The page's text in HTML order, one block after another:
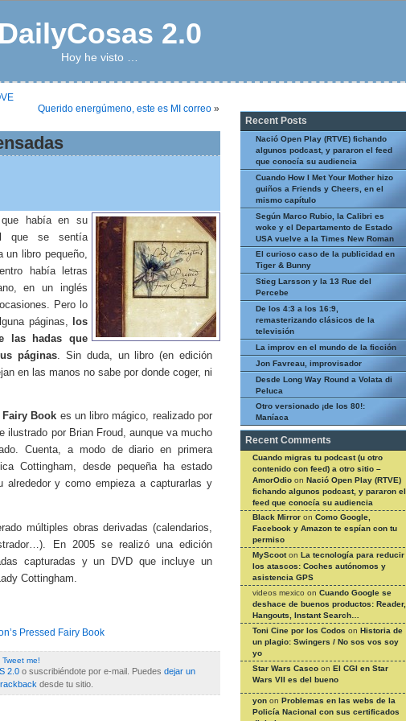
DailyCosas 2.0
Hoy he visto …
Querido energúmeno, este es MI correo »
había en su
que se sentía
un libro pequeño,
había letras
en un inglés
Pero lo
páginas,
los
las hadas que
páginas . Sin duda, un libro (en edición
en las manos no sabe por donde coger, ni
Fairy Book es un libro mágico, realizado por
ilustrado por Brian Froud, aunque va mucho
Cuenta, a modo de diario en primera
Cottingham, desde pequeña ha estado
alrededor y como empieza a capturarlas y
múltiples obras derivadas (calendarios,
En 2005 se realizó una edición
capturadas y un DVD que incluye un
Cottingham.
Pressed Fairy Book
Tweet me!
2.0o suscribiéndote por e-mail. Puedes dejar un
desde tu sitio.
Recent Posts
Nació Open Play (RTVE) fichando
algunos podcast, y pararon el feed
que conocía su audiencia
Cuando How I Met Your Mother hizo
guiños a Friends y Cheers, en el
mismo capítulo
Según Marco Rubio, la Calibri es
woke y el Departamento de Estado
USA vuelve a la Times New Roman
El curioso caso de la publicidad en
Tiger & Bunny
Stieg Larsson y la 13 Rue del
Percebe
De los 4:3 a los 16:9,
remasterizando clásicos de la
televisión
La improv en el mundo de la ficción
Jon Favreau, improvisador
Desde Long Way Round a Volata di
Peluca
Otro versionado ¡de los 80!:
Maníaca
Recent Comments
Cuando migras tu podcast (u otro
contenido con feed) a otro sitio –
AmorOdio on Nació Open Play (RTVE)
fichando algunos podcast, y pararon el
feed que conocía su audiencia
Black Mirror on Como Google,
Facebook y Amazon te espían con tu
permiso
MyScooton La tecnología para reducir
los atascos: Coches autónomos y
asistencia GPS
videos mexico on Cuando Google se
deshace de buenos productos: Reader,
Hangouts, Instant Search…
Toni Cine por los Codos on Historia de
un plagio: Swingers / No sos vos soy
yo
Star Wars Casco on El CGI en Star
Wars VII es del bueno
yon on Problemas en las webs de la
Policía Nacional con sus certificados